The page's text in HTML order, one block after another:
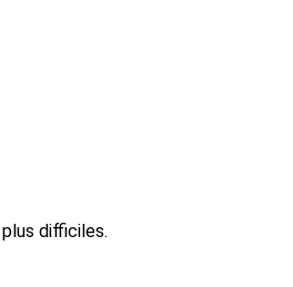
difficiles.